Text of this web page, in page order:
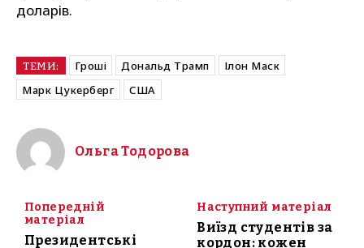
доларів.
ТЕМИ: Гроші Дональд Трамп
Ілон Маск
Марк Цукерберг
США
Ольга Тодорова
Попередній
матеріал
Президентські
Наступний матеріал
Виїзд студентів за
кордон: кожен